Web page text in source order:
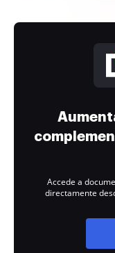
Accede a
directamente